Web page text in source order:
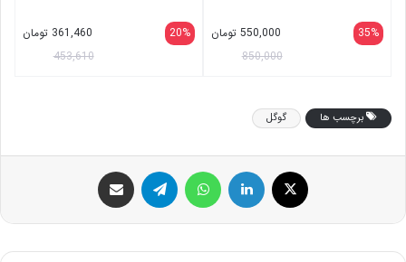
35%
550,000 تومان
850,000
20%
361,460 تومان
453,610
برچسب ها گوگل
ایکس لینکداین تلگرام